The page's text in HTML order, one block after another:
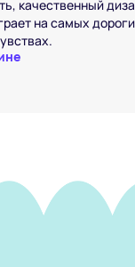
качественный
на самых